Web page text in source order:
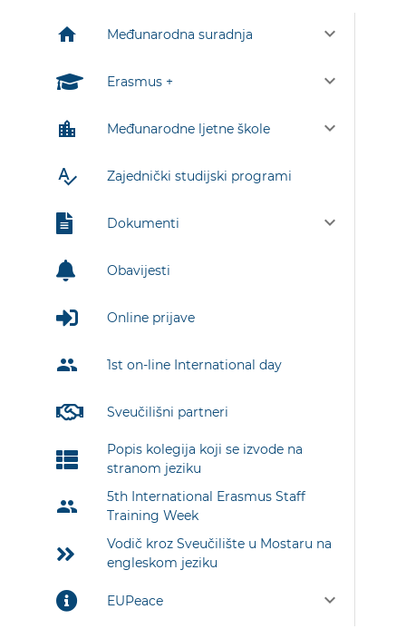
home Međunarodna suradnja keyboard_arrow_down
Erasmus + keyboard_arrow_down
location_city Međunarodne ljetne škole keyboard_arrow_down
spellcheck Zajednički studijski programi
Dokumenti keyboard_arrow_down
Obavijesti
Online prijave
group 1st on-line International day
Sveučilišni partneri
Popis kolegija koji se izvode na
stranom jeziku
group
5th International Erasmus Staff
Training Week
Vodič kroz Sveučilište u Mostaru na
engleskom jeziku
EUPeace
keyboard_arrow_down